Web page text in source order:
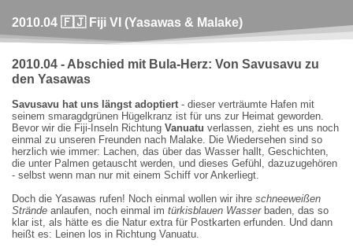
2010.04 🇫🇯 Fiji VI (Yasawas & Malake)
2010.04 - Abschied mit Bula-Herz: Von Savusavu zu
den Yasawas
Savusavu hat uns längst adoptiert - dieser verträumte Hafen mit
seinem smaragdgrünen Hügelkranz ist für uns zur Heimat geworden.
Bevor wir die Fiji-Inseln Richtung Vanuatu verlassen, zieht es uns noch
einmal zu unseren Freunden nach Malake. Die Wiedersehen sind so
herzlich wie immer: Lachen, das über das Wasser hallt, Geschichten,
die unter Palmen getauscht werden, und dieses Gefühl, dazuzugehören
- selbst wenn man nur mit einem Schiff vor Ankerliegt.
Doch die Yasawas rufen! Noch einmal wollen wir ihre schneeweißen
Strände anlaufen, noch einmal im türkisblauen Wasser baden, das so
klar ist, als hätte es die Natur extra für Postkarten erfunden. Und dann
heißt es: Leinen los in Richtung Vanuatu.